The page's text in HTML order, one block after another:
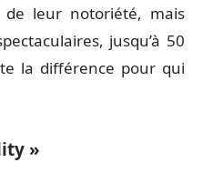
leur notoriété, mais
jusqu’à 50
la différence pour qui
»